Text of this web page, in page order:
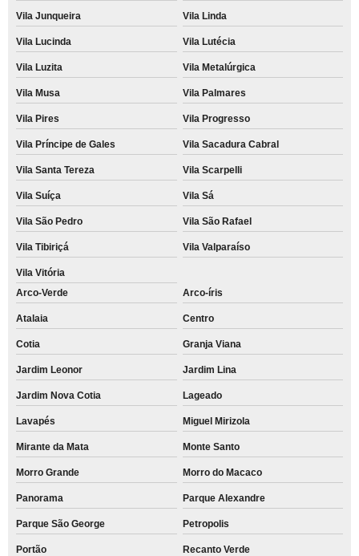
Vila Junqueira Vila Linda
Vila Lucinda Vila Lutécia
Vila Luzita Vila Metalúrgica
Vila Musa Vila Palmares
Vila Pires Vila Progresso
Vila Príncipe de Gales Vila Sacadura Cabral
Vila Santa Tereza Vila Scarpelli
Vila Suíça Vila Sá
Vila São Pedro Vila São Rafael
Vila Tibiriçá Vila Valparaíso
Vila Vitória
Arco-Verde
Arco-íris
Atalaia Centro
Cotia Granja Viana
Jardim Leonor Jardim Lina
Jardim Nova Cotia Lageado
Lavapés Miguel Mirizola
Mirante da Mata Monte Santo
Morro Grande Morro do Macaco
Panorama Parque Alexandre
Parque São George Petropolis
Portão Recanto Verde